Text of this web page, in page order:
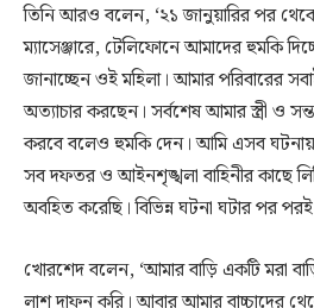
তিনি আরও বলেন, ‘২১ জানুয়ারির পর
ম্যাসেঞ্জারে, টেলিফোনে আমাদের হুমকি
জানাচ্ছেন ওই মহিলা। আমার পরিবারের
অত্যাচার করছেন। সর্বশেষ আমার স্ত্রী ও
করবে বলেও হুমকি দেন। আমি এসব ঘটনায়
সব দফতর ও আইনশৃঙ্খলা বাহিনীর কাছে
অবহিত করেছি। বিভিন্ন ঘটনা ঘটার পর
খোরশেদ বলেন, ‘আমার বাড়ি একটি মরা